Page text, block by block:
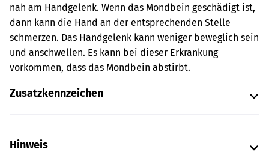
nah am Handgelenk. Wenn das Mondbein geschädigt ist,
dann kann die Hand an der entsprechenden Stelle
schmerzen. Das Handgelenk kann weniger beweglich sein
und anschwellen. Es kann bei dieser Erkrankung
vorkommen, dass das Mondbein abstirbt.
Zusatzkennzeichen
Hinweis